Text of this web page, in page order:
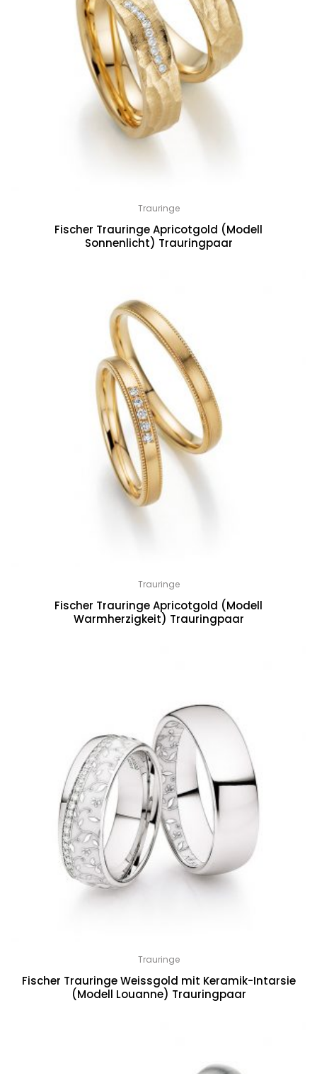
Trauringe
Fischer Trauringe Apricotgold (Modell
Sonnenlicht) Trauringpaar
Trauringe
Fischer Trauringe Apricotgold (Modell
Warmherzigkeit) Trauringpaar
Trauringe
Fischer Trauringe Weissgold mit Keramik-Intarsie
(Modell Louanne) Trauringpaar